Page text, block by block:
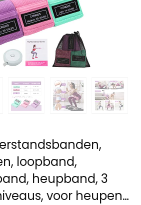
loopband,
heupband, 3
voor heupen…